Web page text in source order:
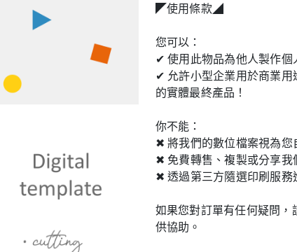
◤使用條款◢
您可以：
✔ 使用此物品為他人製作
✔ 允許小型企業用於商業
的實體最終產品！
你不能：
✖ 將我們的數位檔案視為您
✖ 免費轉售、複製或分享我
✖ 透過第三方隨選印刷服
如果您對訂單有任何疑問
供協助。